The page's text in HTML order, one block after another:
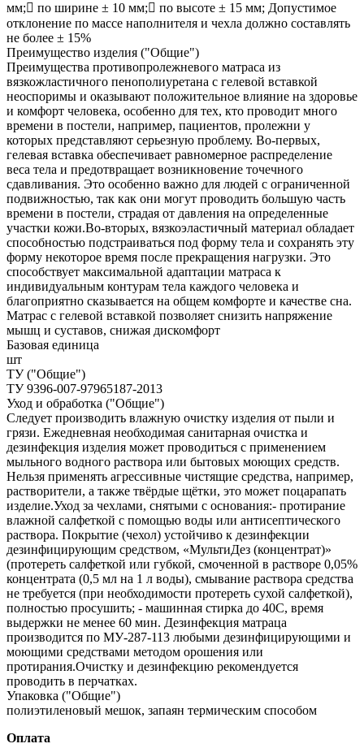
мм; по ширине ± 10 мм; по высоте ± 15 мм; Допустимое
отклонение по массе наполнителя и чехла должно составлять
не более ± 15%
Преимущество изделия ("Общие")
Преимущества противопролежневого матраса из
вязкожластичного пенополиуретана с гелевой вставкой
неоспоримы и оказывают положительное влияние на здоровье
и комфорт человека, особенно для тех, кто проводит много
времени в постели, например, пациентов, пролежни у
которых представляют серьезную проблему. Во-первых,
гелевая вставка обеспечивает равномерное распределение
веса тела и предотвращает возникновение точечного
сдавливания. Это особенно важно для людей с ограниченной
подвижностью, так как они могут проводить большую часть
времени в постели, страдая от давления на определенные
участки кожи.Во-вторых, вязкоэластичный материал обладает
способностью подстраиваться под форму тела и сохранять эту
форму некоторое время после прекращения нагрузки. Это
способствует максимальной адаптации матраса к
индивидуальным контурам тела каждого человека и
благоприятно сказывается на общем комфорте и качестве сна.
Матрас с гелевой вставкой позволяет снизить напряжение
мышц и суставов, снижая дискомфорт
Базовая единица
шт
ТУ ("Общие")
ТУ 9396-007-97965187-2013
Уход и обработка ("Общие")
Следует производить влажную очистку изделия от пыли и
грязи. Ежедневная необходимая санитарная очистка и
дезинфекция изделия может проводиться с применением
мыльного водного раствора или бытовых моющих средств.
Нельзя применять агрессивные чистящие средства, например,
растворители, а также твёрдые щётки, это может поцарапать
изделие.Уход за чехлами, снятыми с основания:- протирание
влажной салфеткой с помощью воды или антисептического
раствора. Покрытие (чехол) устойчиво к дезинфекции
дезинфицирующим средством, «МультиДез (концентрат)»
(протереть салфеткой или губкой, смоченной в растворе 0,05%
концентрата (0,5 мл на 1 л воды), смывание раствора средства
не требуется (при необходимости протереть сухой салфеткой),
полностью просушить; - машинная стирка до 40С, время
выдержки не менее 60 мин. Дезинфекция матраца
производится по МУ‐287‐113 любыми дезинфицирующими и
моющими средствами методом орошения или
протирания.Очистку и дезинфекцию рекомендуется
проводить в перчатках.
Упаковка ("Общие")
полиэтиленовый мешок, запаян термическим способом
Оплата